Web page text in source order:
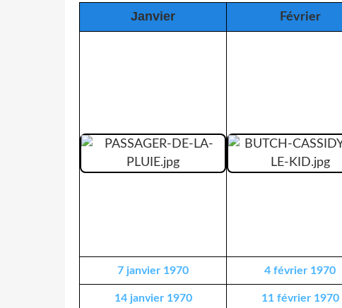
Janvier Février
7 janvier 1970 4 février 1970
14 janvier 1970 11 février 1970